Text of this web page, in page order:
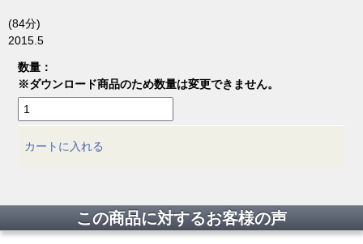
(84分)
2015.5
数量：
※ダウンロード商品のため数量は変更できません。
カートに入れる
この商品に対するお客様の声